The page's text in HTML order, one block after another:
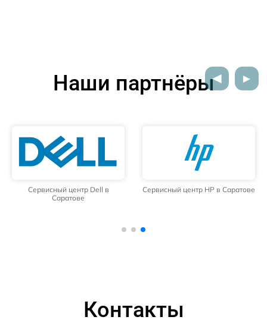
Наши партнёры
Сервисный центр Dell в
Саратове
Сервисный центр HP в Саратове
Контакты